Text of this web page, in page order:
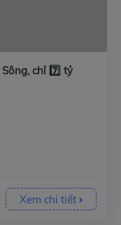
chỉ 7️⃣ tỷ
Xem chi tiết